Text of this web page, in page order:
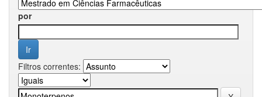
por
Filtros correntes: